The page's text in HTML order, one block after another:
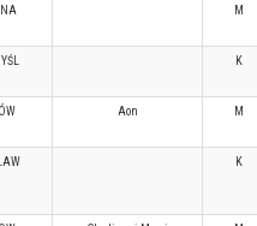
M
K
Aon M
K